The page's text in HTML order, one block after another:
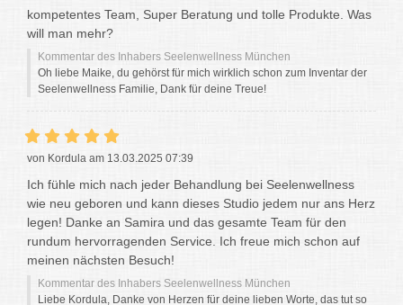
kompetentes Team, Super Beratung und tolle Produkte. Was
will man mehr?
Kommentar des Inhabers Seelenwellness München
Oh liebe Maike, du gehörst für mich wirklich schon zum Inventar der
Seelenwellness Familie, Dank für deine Treue!
von Kordula am 13.03.2025 07:39
Ich fühle mich nach jeder Behandlung bei Seelenwellness
wie neu geboren und kann dieses Studio jedem nur ans Herz
legen! Danke an Samira und das gesamte Team für den
rundum hervorragenden Service. Ich freue mich schon auf
meinen nächsten Besuch!
Kommentar des Inhabers Seelenwellness München
Liebe Kordula, Danke von Herzen für deine lieben Worte, das tut so